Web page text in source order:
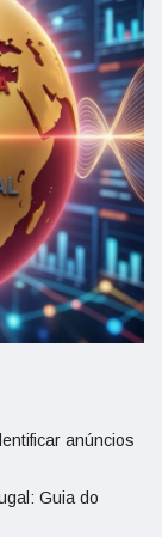
anúncios
Guia do